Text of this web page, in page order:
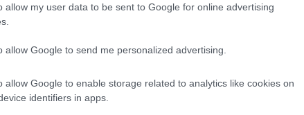
allow my user data to be sent to Google for online advertising
allow Google to send me personalized advertising.
allow Google to enable storage related to analytics like cookies on
identifiers in apps.
che le realtà produttive devono
“Le imprese riconoscono l’urgenza